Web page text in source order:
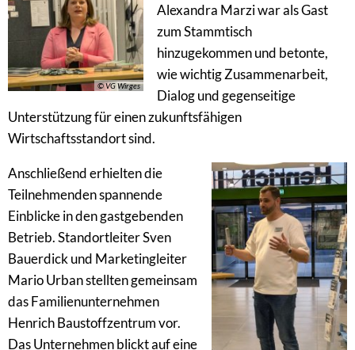
© VG Wirges
Alexandra Marzi war als Gast
zum Stammtisch
hinzugekommen und betonte,
wie wichtig Zusammenarbeit,
Dialog und gegenseitige
Unterstützung für einen zukunftsfähigen
Wirtschaftsstandort sind.
Anschließend erhielten die
Teilnehmenden spannende
Einblicke in den gastgebenden
Betrieb. Standortleiter Sven
Bauerdick und Marketingleiter
Mario Urban stellten gemeinsam
das Familienunternehmen
Henrich Baustoffzentrum vor.
Das Unternehmen blickt auf eine